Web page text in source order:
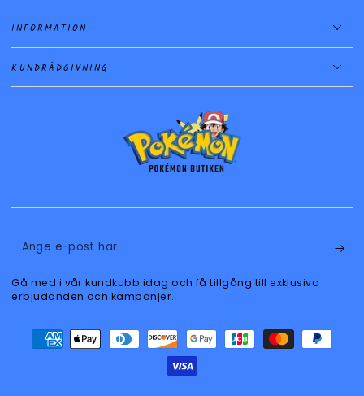
INFORMATION
KUNDRÅDGIVNING
Ange
e-
post
Gå med i vår kundkubb idag och få tillgång till exklusiva
erbjudanden och kampanjer.
Betalningsmetoder